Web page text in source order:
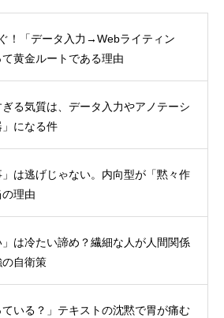
！「データ入力→Webライティン
黄金ルートである理由
る気質は、データ入力やアノテーシ
」になる件
」は逃げじゃない。内向型が「黙々作
理由
」は冷たい諦め？繊細な人が人間関係
自衛策
ている？」テキストの沈黙で胃が痛む